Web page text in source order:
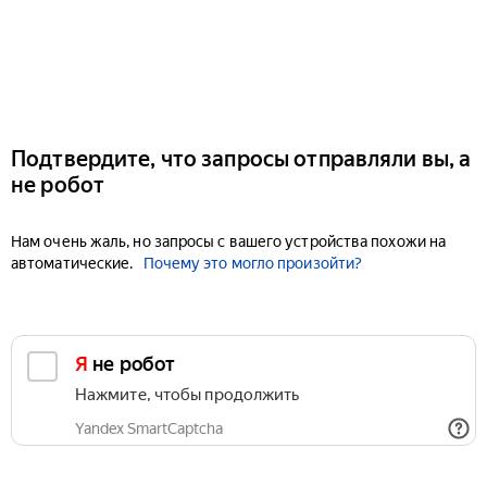
Подтвердите, что запросы отправляли вы, а
не робот
Нам очень жаль, но запросы с вашего устройства похожи на
автоматические.
Почему это могло произойти?
Я не робот
Нажмите, чтобы продолжить
Yandex SmartCaptcha